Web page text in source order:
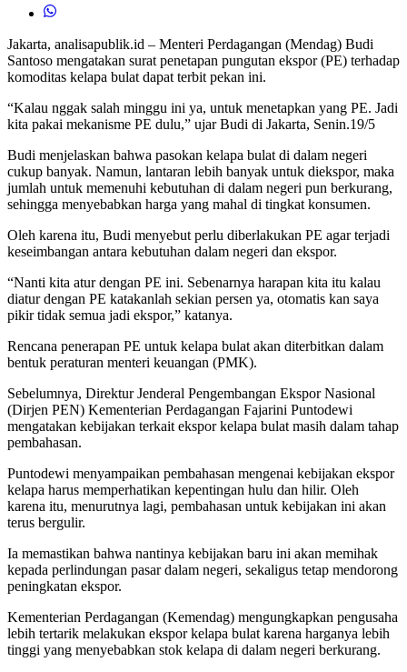
Jakarta, analisapublik.id – Menteri Perdagangan (Mendag) Budi
Santoso mengatakan surat penetapan pungutan ekspor (PE) terhadap
komoditas kelapa bulat dapat terbit pekan ini.
“Kalau nggak salah minggu ini ya, untuk menetapkan yang PE. Jadi
kita pakai mekanisme PE dulu,” ujar Budi di Jakarta, Senin.19/5
Budi menjelaskan bahwa pasokan kelapa bulat di dalam negeri
cukup banyak. Namun, lantaran lebih banyak untuk diekspor, maka
jumlah untuk memenuhi kebutuhan di dalam negeri pun berkurang,
sehingga menyebabkan harga yang mahal di tingkat konsumen.
Oleh karena itu, Budi menyebut perlu diberlakukan PE agar terjadi
keseimbangan antara kebutuhan dalam negeri dan ekspor.
“Nanti kita atur dengan PE ini. Sebenarnya harapan kita itu kalau
diatur dengan PE katakanlah sekian persen ya, otomatis kan saya
pikir tidak semua jadi ekspor,” katanya.
Rencana penerapan PE untuk kelapa bulat akan diterbitkan dalam
bentuk peraturan menteri keuangan (PMK).
Sebelumnya, Direktur Jenderal Pengembangan Ekspor Nasional
(Dirjen PEN) Kementerian Perdagangan Fajarini Puntodewi
mengatakan kebijakan terkait ekspor kelapa bulat masih dalam tahap
pembahasan.
Puntodewi menyampaikan pembahasan mengenai kebijakan ekspor
kelapa harus memperhatikan kepentingan hulu dan hilir. Oleh
karena itu, menurutnya lagi, pembahasan untuk kebijakan ini akan
terus bergulir.
Ia memastikan bahwa nantinya kebijakan baru ini akan memihak
kepada perlindungan pasar dalam negeri, sekaligus tetap mendorong
peningkatan ekspor.
Kementerian Perdagangan (Kemendag) mengungkapkan pengusaha
lebih tertarik melakukan ekspor kelapa bulat karena harganya lebih
tinggi yang menyebabkan stok kelapa di dalam negeri berkurang.